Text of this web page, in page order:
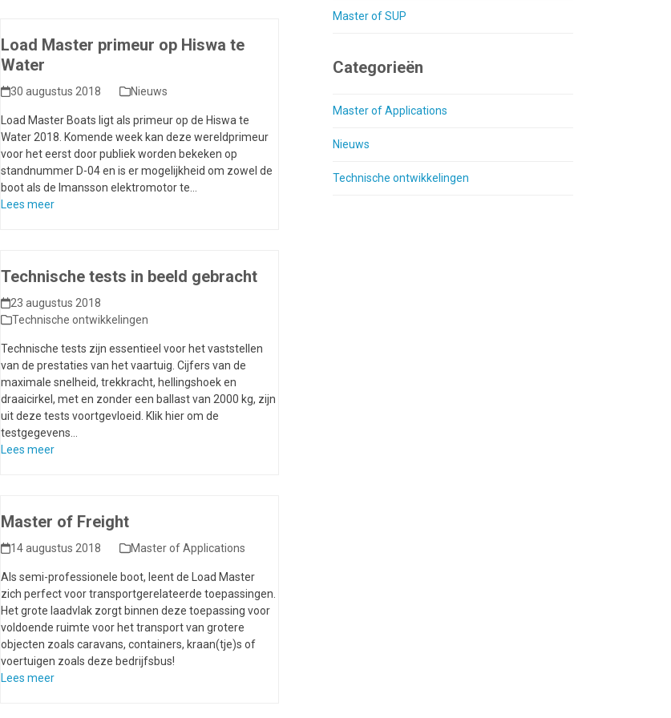
Load Master primeur op Hiswa te
Water
30 augustus 2018 Nieuws
Load Master Boats ligt als primeur op de Hiswa te
Water 2018. Komende week kan deze wereldprimeur
voor het eerst door publiek worden bekeken op
standnummer D-04 en is er mogelijkheid om zowel de
boot als de Imansson elektromotor te…
Lees meer
Technische tests in beeld gebracht
23 augustus 2018
Technische ontwikkelingen
Technische tests zijn essentieel voor het vaststellen
van de prestaties van het vaartuig. Cijfers van de
maximale snelheid, trekkracht, hellingshoek en
draaicirkel, met en zonder een ballast van 2000 kg, zijn
uit deze tests voortgevloeid. Klik hier om de
testgegevens…
Lees meer
Master of Freight
14 augustus 2018 Master of Applications
Als semi-professionele boot, leent de Load Master
zich perfect voor transportgerelateerde toepassingen.
Het grote laadvlak zorgt binnen deze toepassing voor
voldoende ruimte voor het transport van grotere
objecten zoals caravans, containers, kraan(tje)s of
voertuigen zoals deze bedrijfsbus!
Lees meer
Master of SUP
Categorieën
Master of Applications
Nieuws
Technische ontwikkelingen